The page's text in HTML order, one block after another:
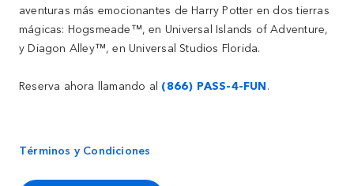
aventuras más emocionantes de Harry Potter en dos tierras
mágicas: Hogsmeade™, en Universal Islands of Adventure,
y Diagon Alley™, en Universal Studios Florida.
Reserva ahora llamando al (866) PASS-4-FUN.
Términos y Condiciones